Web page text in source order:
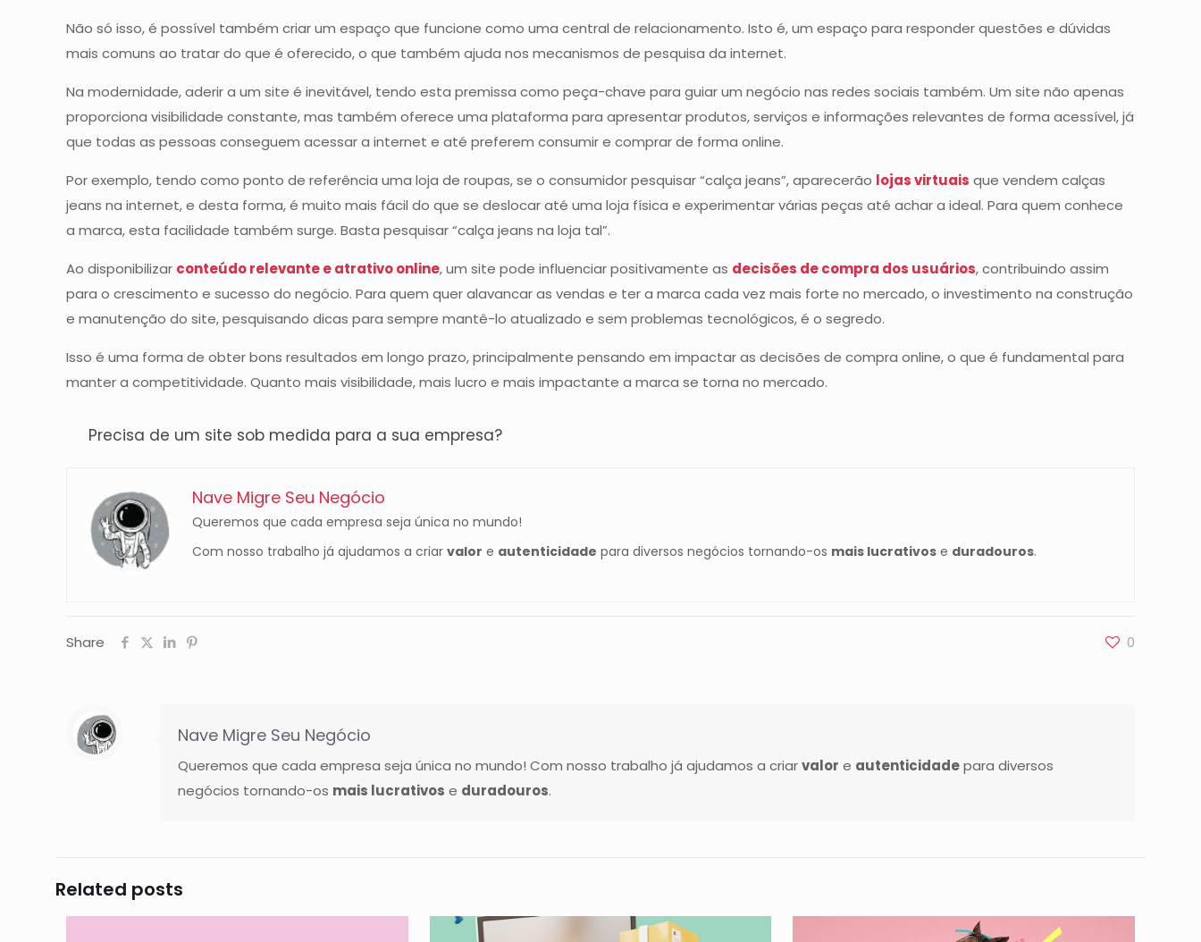
Não só isso, é possível também criar um espaço que funcione como uma central de relacionamento. Isto é, um espaço para responder questões e dúvidas
mais comuns ao tratar do que é oferecido, o que também ajuda nos mecanismos de pesquisa da internet.
Na modernidade, aderir a um site é inevitável, tendo esta premissa como peça-chave para guiar um negócio nas redes sociais também. Um site não apenas
proporciona visibilidade constante, mas também oferece uma plataforma para apresentar produtos, serviços e informações relevantes de forma acessível, já
que todas as pessoas conseguem acessar a internet e até preferem consumir e comprar de forma online.
Por exemplo, tendo como ponto de referência uma loja de roupas, se o consumidor pesquisar “calça jeans”, aparecerão lojas virtuais que vendem calças
jeans na internet, e desta forma, é muito mais fácil do que se deslocar até uma loja física e experimentar várias peças até achar a ideal. Para quem conhece
a marca, esta facilidade também surge. Basta pesquisar “calça jeans na loja tal”.
Ao disponibilizar conteúdo relevante e atrativo online, um site pode influenciar positivamente as decisões de compra dos usuários, contribuindo assim
para o crescimento e sucesso do negócio. Para quem quer alavancar as vendas e ter a marca cada vez mais forte no mercado, o investimento na construção
e manutenção do site, pesquisando dicas para sempre mantê-lo atualizado e sem problemas tecnológicos, é o segredo.
Isso é uma forma de obter bons resultados em longo prazo, principalmente pensando em impactar as decisões de compra online, o que é fundamental para
manter a competitividade. Quanto mais visibilidade, mais lucro e mais impactante a marca se torna no mercado.
Precisa de um site sob medida para a sua empresa?
Nave Migre Seu Negócio
Queremos que cada empresa seja única no mundo!
Com nosso trabalho já ajudamos a criarvalor e autenticidade para diversos negócios tornando-os mais lucrativos e duradouros.
Share 0
Nave Migre Seu Negócio
Queremos que cada empresa seja única no mundo! Com nosso trabalho já ajudamos a criarvalor e autenticidadepara diversos
negócios tornando-os mais lucrativos e duradouros.
Related posts